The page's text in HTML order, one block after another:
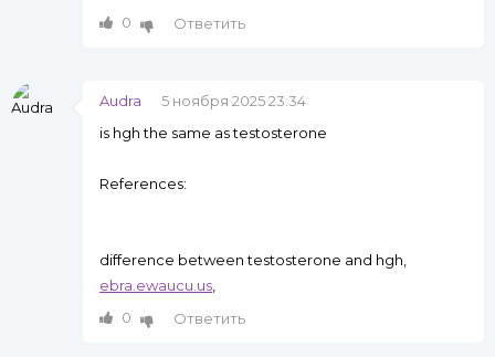
0 Ответить
Audra
5 ноября 2025 23:34
is hgh the same as testosterone
References:
difference between testosterone and hgh,
ebra.ewaucu.us
0
Ответить